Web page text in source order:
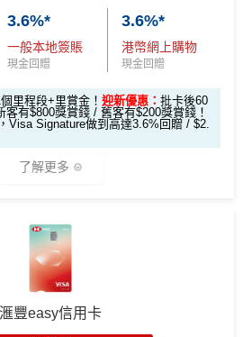
C
$200 R
C
不適用
高達$1,
於29,00
0里）
內完成累積簽賬滿
於合資格信用卡批核日起計之過去1
可兌換FPS轉數快回贈！詳情
信用卡客戶基本迎新：
獎賞錢」
請「現金套現」分期計劃，獲批
元或以上，並選擇12個月或以上還
資格信用卡批核日起計之過去12個月
信用卡基本卡。 迎新條款：
3.6%*
一般本地簽賬
現金回贈
3.6%*
港幣網上購物
現金回贈
里程段+里賞金！ 迎新優惠： 批卡後60
客有$800獎賞錢 / 舊客有$200獎賞錢！
Visa Signature做到高達3.6%回贈 / $2.
了解更多
需配合HSBC最紅自主獎賞
信用卡迎新
用卡申請網址：
滙豐easy信用卡